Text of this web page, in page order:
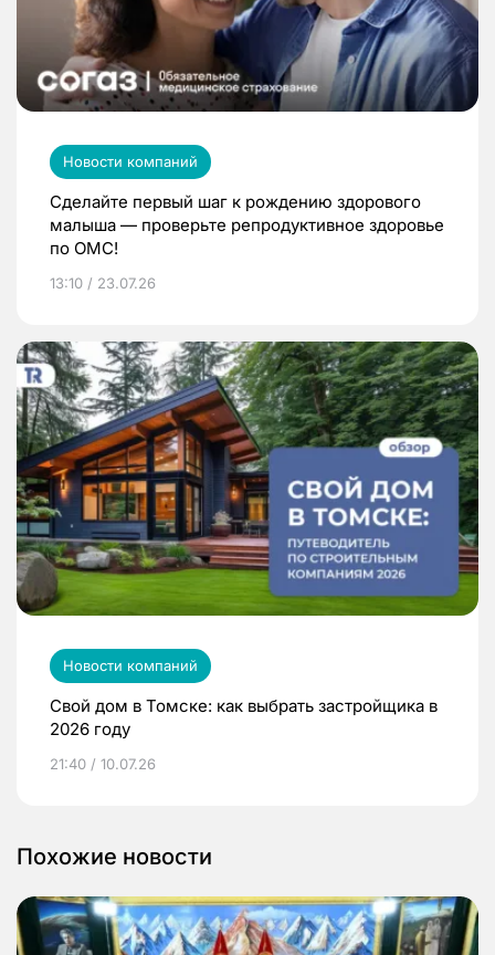
Новости компаний
Сделайте первый шаг к рождению здорового
малыша — проверьте репродуктивное здоровье
по ОМС!
13:10 / 23.07.26
Новости компаний
Свой дом в Томске: как выбрать застройщика в
2026 году
21:40 / 10.07.26
Похожие новости